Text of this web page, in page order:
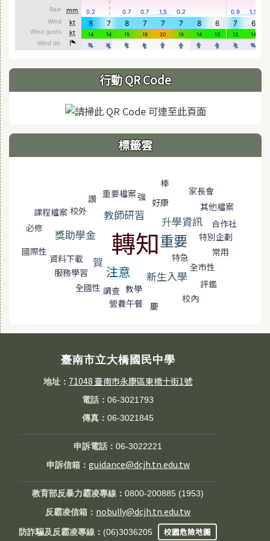
行動 QR Code
標籤雲
重要檔案
棒
強
家長會
課程檔案 校外
讚
教師研習
好康
其他檔案
必修
獎助學金 轉知
升學資訊 合作社
重要
特別企劃
國際性
資料下載
服務學習
賀
注意
特急 常用
新生入學
全市性
全國性 調查 教學
評鑑
營養午餐
慶
校內
臺南市立大橋國民中學
地址： 71048 臺南市永康區東橋十街1號
電話：06-3021793
傳真：06-3021845
申訴電話：06-3022221
申訴信箱： guidance@dcjh.tn.edu.tw
教育部反暴力霸凌專線：0800-200885 (1953)
反霸凌信箱： nobully@dcjh.tn.edu.tw
防詐騙及反霸凌專線： (06)3036205 校園危險地圖